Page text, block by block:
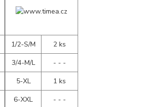
1/2-S/M
2 ks
3/4-M/L
- - -
5-XL
1 ks
6-XXL
- - -